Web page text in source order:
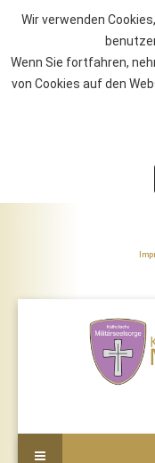
Wir verwenden
Wenn Sie fortfahren,
von Cookies auf den